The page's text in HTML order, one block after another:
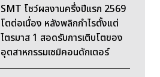
SMT โชว์ผลงานครึ่งปีแรก 2569
โตต่อเนื่อง หลังพลิกกำไรตั้งแต่
ไตรมาส 1 สอดรับการเติบโตของ
อุตสาหกรรมเซมิคอนดักเตอร์